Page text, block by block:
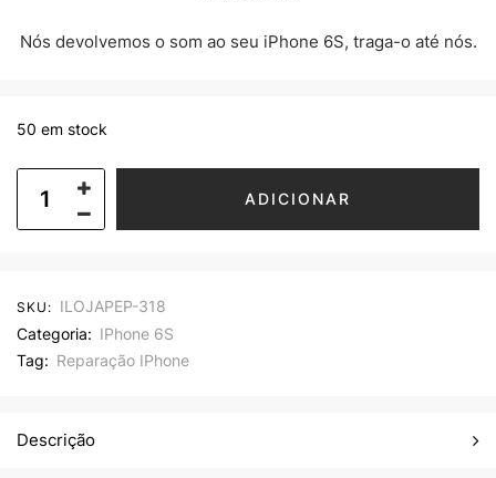
Nós devolvemos o som ao seu iPhone 6S, traga-o até nós.
50 em stock
ADICIONAR
SKU: ILOJAPEP-318
Categoria: IPhone 6S
Tag: Reparação IPhone
Descrição